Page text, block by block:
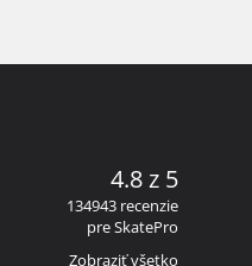
4.8 z 5
134943 recenzie
pre SkatePro
Zobraziť všetko